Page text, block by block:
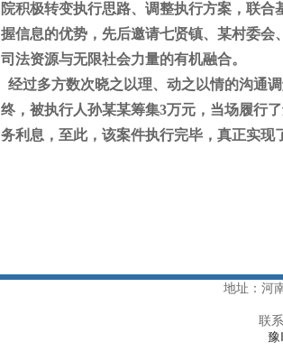
院积极转变执行思路、调整执行方案，联
握信息的优势，先后邀请七贤镇、某村委
司法资源与无限社会力量的有机融合。
经过多方数次晓之以理、动之以情的沟通
终，被执行人孙某某筹集3万元，当场履行
务利息，至此，该案件执行完毕，真正实现
地址：河
联
豫